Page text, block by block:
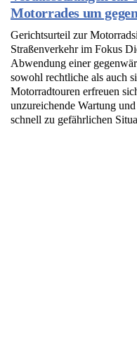
Motorrades um
Gerichtsurteil zur
Straßenverkehr im Fokus
Abwendung einer
sowohl rechtliche als auch
Motorradtouren erfreuen
unzureichende Wartung
schnell zu gefährlichen